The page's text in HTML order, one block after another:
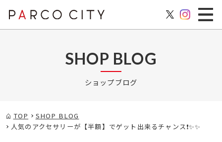
SHOP BLOG
ショップブログ
TOP
SHOP BLOG
人気のアクセサリーが【半額】でゲット出来るチャンス❗️✨✨